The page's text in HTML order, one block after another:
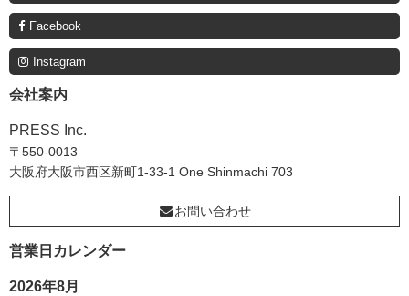
Facebook
Instagram
会社案内
PRESS Inc.
〒550-0013
大阪府大阪市西区新町1-33-1 One Shinmachi 703
お問い合わせ
営業日カレンダー
2026年8月